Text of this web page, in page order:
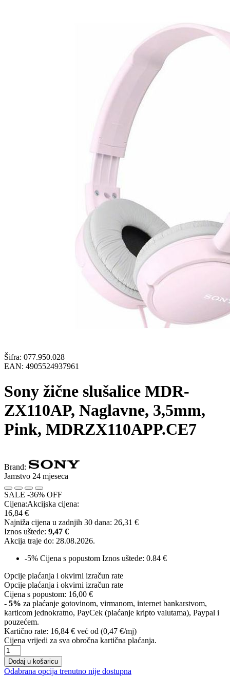
Šifra: 077.950.028
EAN: 4905524937961
Sony žične slušalice MDR-
ZX110AP, Naglavne, 3,5mm,
Pink, MDRZX110APP.CE7
Brand:
Jamstvo 24 mjeseca
SALE -36% OFF
Cijena:Akcijska cijena:
16,84 €
Najniža cijena u zadnjih 30 dana: 26,31 €
Iznos uštede: 9,47 €
Akcija traje do: 28.08.2026.
-5% Cijena s popustom Iznos uštede: 0.84 €
Opcije plaćanja i okvirni izračun rate
Opcije plaćanja i okvirni izračun rate
Cijena s popustom: 16,00 €
- 5% za plaćanje gotovinom, virmanom, internet bankarstvom,
karticom jednokratno, PayCek (plaćanje kripto valutama), Paypal i
pouzećem.
Kartično rate: 16,84 € već od (0,47 €/mj)
Cijena vrijedi za sva obročna kartična plaćanja.
Dodaj u košaricu
Odabrana opcija trenutno nije dostupna